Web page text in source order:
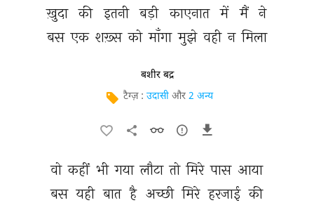
ख़ुदा की इतनी बड़ी काएनात में मैं ने
बस एक शख़्स को माँगा मुझे वही न मिला
बशीर बद्र
टैग्ज़ : उदासी और 2 अन्य
वो कहीं भी गया लौटा तो मिरे पास आया
बस यही बात है अच्छी मिरे हरजाई की